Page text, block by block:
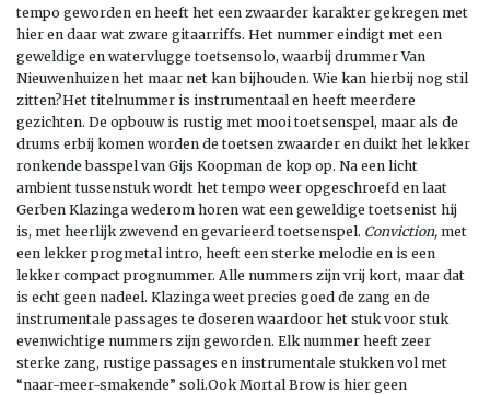
tempo geworden en heeft het een zwaarder karakter gekregen met
hier en daar wat zware gitaarriffs. Het nummer eindigt met een
geweldige en watervlugge toetsensolo, waarbij drummer Van
Nieuwenhuizen het maar net kan bijhouden. Wie kan hierbij nog stil
zitten?Het titelnummer is instrumentaal en heeft meerdere
gezichten. De opbouw is rustig met mooi toetsenspel, maar als de
drums erbij komen worden de toetsen zwaarder en duikt het lekker
ronkende basspel van Gijs Koopman de kop op. Na een licht
ambient tussenstuk wordt het tempo weer opgeschroefd en laat
Gerben Klazinga wederom horen wat een geweldige toetsenist hij
is, met heerlijk zwevend en gevarieerd toetsenspel. Conviction, met
een lekker progmetal intro, heeft een sterke melodie en is een
lekker compact prognummer. Alle nummers zijn vrij kort, maar dat
is echt geen nadeel. Klazinga weet precies goed de zang en de
instrumentale passages te doseren waardoor het stuk voor stuk
evenwichtige nummers zijn geworden. Elk nummer heeft zeer
sterke zang, rustige passages en instrumentale stukken vol met
“naar-meer-smakende” soli.Ook Mortal Brow is hier geen